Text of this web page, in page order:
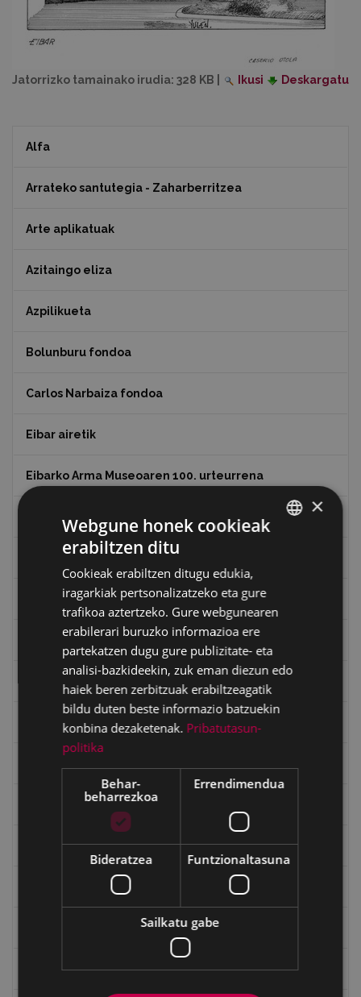
Jatorrizko tamainako irudia: 328 KB Ikusi Deskargatu
Alfa
Arrateko santutegia - Zaharberritzea
Arte aplikatuak
Azitaingo eliza
Azpilikueta
Bolunburu fondoa
Carlos Narbaiza fondoa
Eibar airetik
Eibarko Arma Museoaren 100. urteurrena
Eibarko baserriak
Eibarko mugarrien itzulia
Eibarko mugarrien itzulia - Iparraldea
Eibartarren ahotan
Errepublika
Gerra Zibilaren Interpretazio Zentroa
Gerrako umeak
Ignacio Zuloaga (1870-2020)
Ignazio Zuloagaren margolanak Eibarko dendetan
×
Webgune honek cookieak
erabiltzen ditu
Cookieak erabiltzen ditugu edukia,
iragarkiak pertsonalizatzeko eta gure
trafikoa aztertzeko. Gure webgunearen
erabilerari buruzko informazioa ere
partekatzen dugu gure publizitate- eta
analisi-bazkideekin, zuk eman diezun edo
haiek beren zerbitzuak erabiltzeagatik
bildu duten beste informazio batzuekin
konbina dezaketenak. Pribatutasun-
politika
Behar-
beharrezkoa
Errendimendua
Bideratzea Funtzionaltasuna
Sailkatu gabe